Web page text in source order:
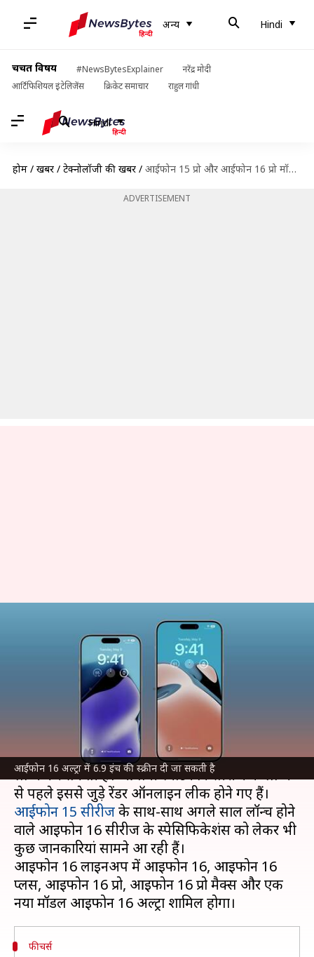
अन्य Hindi
चर्चित विषय #NewsBytesExplainer
नरेंद्र मोदी
आर्टिफिशियल इंटेलिजेंस
क्रिकेट समाचार राहुल गांधी
Hindi
होम / खबरें / टेक्नोलॉजी की खबरें / आईफोन 15 प्रो और आईफोन 16 प्रो मॉडल्स के रेंडर हुए लीक, जानिए फीचर्स
ADVERTISEMENT
आईफोन 16 अल्ट्रा में 6.9 इंच की स्क्रीन दी जा सकती है
आईफोन 15 प्रो और आईफोन 16 प्रो
मॉडल्स के रेंडर हुए लीक, जानिए
May 24, 2023 01:32 pm
आईफोन 15 सीरीज कोऐपलइस साल सितंबर महीने में
लॉन्च कर सकती है। आगामी स्मार्टफोन सीरीज के लॉन्च
आईफोन 15 सीरीजके साथ-साथ अगले साल लॉन्च होने
वाले आईफोन 16 सीरीज के स्पेसिफिकेशंस को लेकर भी
कुछ जानकारियां सामने आ रही हैं।
आईफोन 16 लाइनअप में आईफोन 16, आईफोन 16
प्लस, आईफोन 16 प्रो, आईफोन 16 प्रो मैक्स और एक
फीचर्स